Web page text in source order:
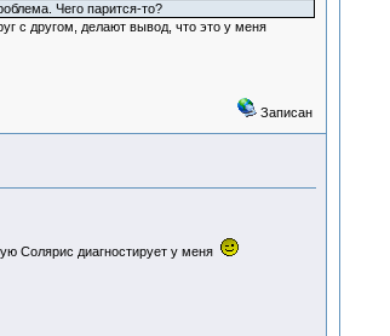
Чего парится-то?
с другом, делают вывод, что это у меня
Записан
Солярис диагностирует у меня